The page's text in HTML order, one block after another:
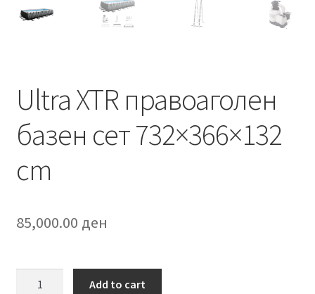
Ultra XTR правоаголен
базен сет 732×366×132
cm
85,000.00 ден
Add to cart